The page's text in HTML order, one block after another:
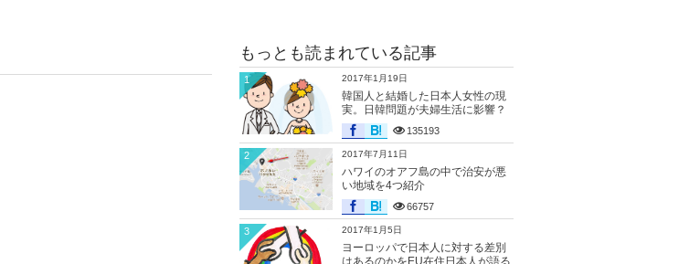
もっとも読まれている記事
2017年1月19日
韓国人と結婚した日本人女性の現
実。日韓問題が夫婦生活に影響？
135193
1
2017年7月11日
ハワイのオアフ島の中で治安が悪
い地域を4つ紹介
66757
2
2017年1月5日
ヨーロッパで日本人に対する差別
はあるのかをEU在住日本人が語る
3